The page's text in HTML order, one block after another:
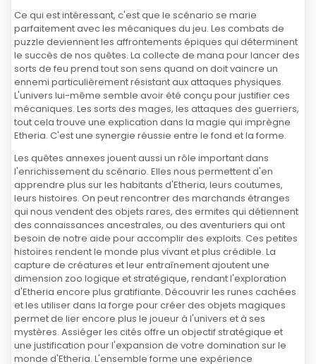
Ce qui est intéressant, c'est que le scénario se marie
parfaitement avec les mécaniques du jeu. Les combats de
puzzle deviennent les affrontements épiques qui déterminent
le succès de nos quêtes. La collecte de mana pour lancer des
sorts de feu prend tout son sens quand on doit vaincre un
ennemi particulièrement résistant aux attaques physiques.
L'univers lui-même semble avoir été conçu pour justifier ces
mécaniques. Les sorts des mages, les attaques des guerriers,
tout cela trouve une explication dans la magie qui imprègne
Etheria. C'est une synergie réussie entre le fond et la forme.
Les quêtes annexes jouent aussi un rôle important dans
l'enrichissement du scénario. Elles nous permettent d'en
apprendre plus sur les habitants d'Etheria, leurs coutumes,
leurs histoires. On peut rencontrer des marchands étranges
qui nous vendent des objets rares, des ermites qui détiennent
des connaissances ancestrales, ou des aventuriers qui ont
besoin de notre aide pour accomplir des exploits. Ces petites
histoires rendent le monde plus vivant et plus crédible. La
capture de créatures et leur entraînement ajoutent une
dimension zoo logique et stratégique, rendant l'exploration
d'Etheria encore plus gratifiante. Découvrir les runes cachées
et les utiliser dans la forge pour créer des objets magiques
permet de lier encore plus le joueur à l'univers et à ses
mystères. Assiéger les cités offre un objectif stratégique et
une justification pour l'expansion de votre domination sur le
monde d'Etheria. L'ensemble forme une expérience